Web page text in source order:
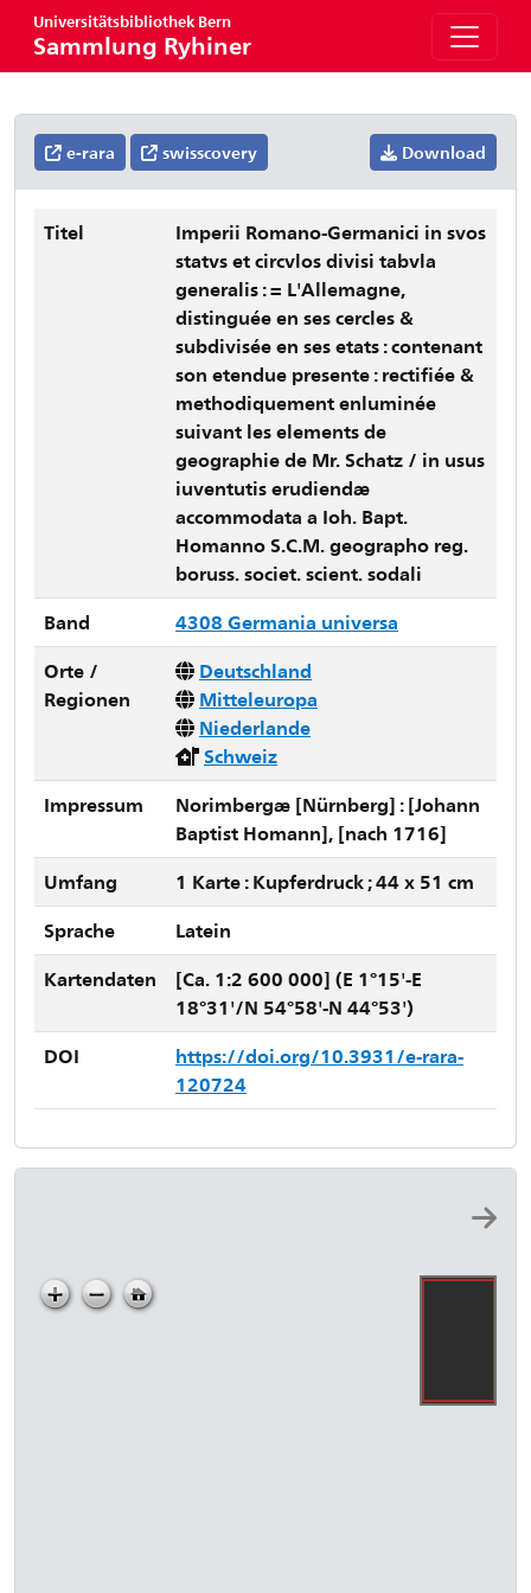
Universitätsbibliothek Bern
Sammlung Ryhiner
e-rara swisscovery Download
Titel
Imperii Romano-Germanici in svos
statvs et circvlos divisi tabvla
generalis : = L'Allemagne,
distinguée en ses cercles &
subdivisée en ses etats : contenant
son etendue presente : rectifiée &
methodiquement enluminée
suivant les elements de
geographie de Mr. Schatz / in usus
iuventutis erudiendæ
accommodata a Ioh. Bapt.
Homanno S.C.M. geographo reg.
boruss. societ. scient. sodali
Band
4308 Germania universa
Orte /
Regionen
Deutschland
Mitteleuropa
Niederlande
Schweiz
Impressum
Norimbergæ [Nürnberg] : [Johann
Baptist Homann], [nach 1716]
Umfang
1 Karte : Kupferdruck ; 44 x 51 cm
Sprache
Latein
Kartendaten
[Ca. 1:2 600 000] (E 1°15'-E
18°31'/N 54°58'-N 44°53')
DOI
https://doi.org/10.3931/e-rara-
120724